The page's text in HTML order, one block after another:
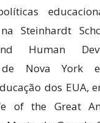
Steinhardt
Human
de Nova York e
dos EUA,
of the Great